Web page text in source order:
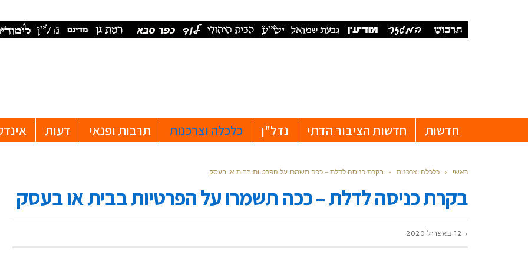
חדשות חדשות הציבור הדתי נדל"ן כלכלה וצרכנות תרבות ופנאי דעות
ראשי » כלכלה וצרכנות » בקרת כניסה לדלת – ככה תשמרו על הפרטיות בבית או בעסק
בקרת כניסה לדלת – ככה תשמרו על הפרטיות בבית או בעסק
12 באפריל 2020